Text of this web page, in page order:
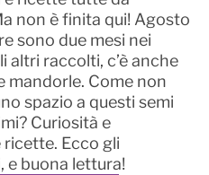
non è finita qui! Agosto
sono due mesi nei
altri raccolti, c’è anche
mandorle. Come non
spazio a questi semi
Curiosità e
Ecco gli
e buona lettura!